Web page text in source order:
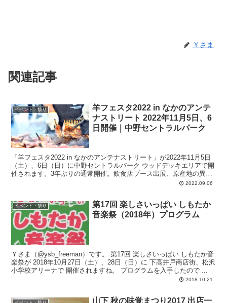
Ｙさま
関連記事
イベント・祭り
羊フェスタ2022 in なかのアンテ
ナストリート 2022年11月5日、6
日開催｜中野セントラルパーク
「羊フェスタ2022 in なかのアンテナストリート」が2022年11月5日
（土）、6日（日）に中野セントラルパーク ウッドデッキエリアで開
催されます。3年ぶりの通常開催。飲食店ブース出展、原産地の異な
る羊肉の食べ比べ、調味料販売、羊毛などをPRするブースも展開予
2022.09.06
イベント・祭り
第17回 楽しさいっぱい しもたか
音楽祭（2018年）プログラム
Ｙさま（@ysb_freeman）です。 第17回 楽しさいっぱい しもたか音
楽祭が 2018年10月27日（土）、28日（日）に 下高井戸商店街、松沢
小学校アリーナで 開催されますね。 プログラムを入手したので ...
2018.10.21
山下 秋の味覚まつり2017 出店一